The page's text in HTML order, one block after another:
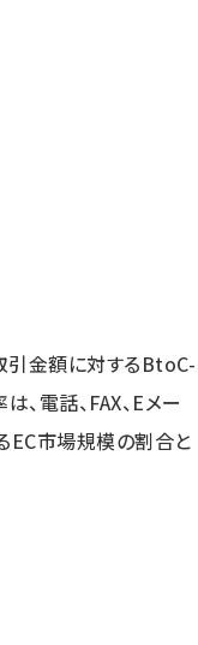
金額に対するBtoC-
電話、FAX、Eメー
EC市場規模の割合と